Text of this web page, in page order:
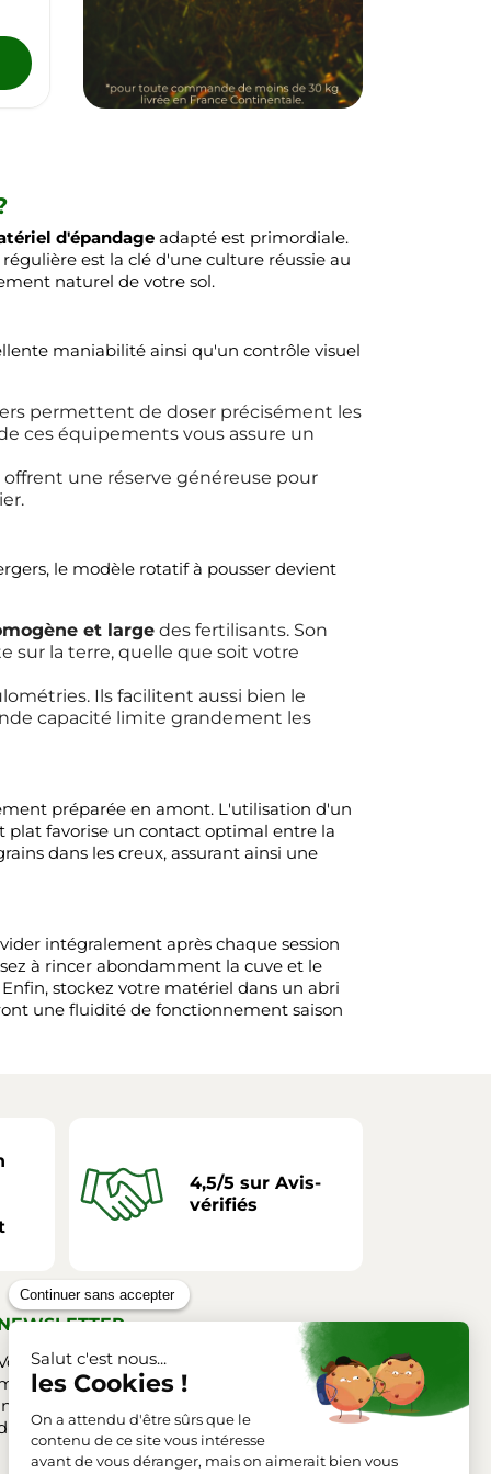
d'épandage adapté est primordiale.
est la clé d'une culture réussie au
naturel de votre sol.
maniabilité ainsi qu'un contrôle visuel
permettent de doser précisément les
ces équipements vous assure un
une réserve généreuse pour
le modèle rotatif à pousser devient
et large des fertilisants. Son
sur la terre, quelle que soit votre
Ils facilitent aussi bien le
capacité limite grandement les
préparée en amont. L'utilisation d'un
plat favorise un contact optimal entre la
dans les creux, assurant ainsi une
intégralement après chaque session
à rincer abondamment la cuve et le
stockez votre matériel dans un abri
une fluidité de fonctionnement saison
4,5/5 sur Avis-
vérifiés
pouvez vous désinscrire à tout
Vous trouverez pour cela nos
de contact dans les conditions
du site.